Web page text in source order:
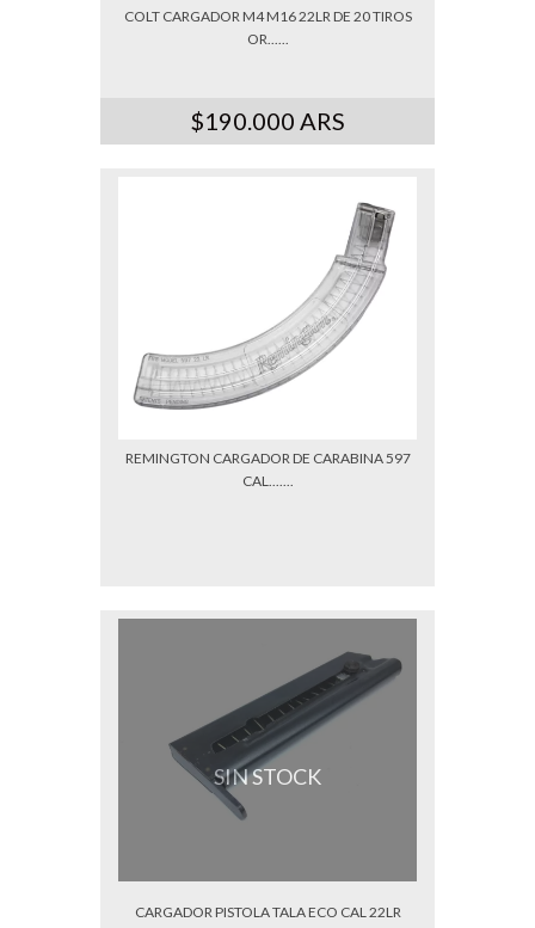
COLT CARGADOR M4 M16 22LR DE 20 TIROS
OR......
$190.000 ARS
REMINGTON CARGADOR DE CARABINA 597
CAL.......
SIN STOCK
CARGADOR PISTOLA TALA ECO CAL 22LR